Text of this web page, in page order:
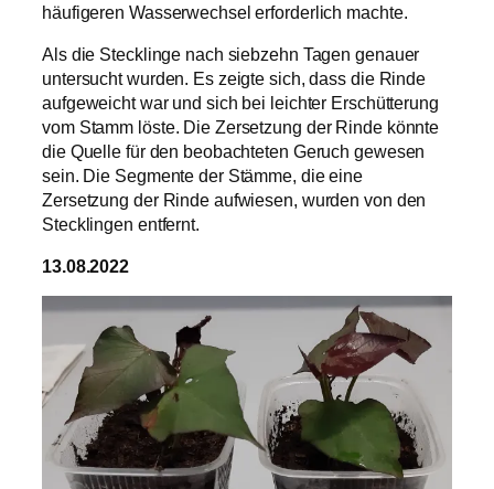
häufigeren Wasserwechsel erforderlich machte.
Als die Stecklinge nach siebzehn Tagen genauer
untersucht wurden. Es zeigte sich, dass die Rinde
aufgeweicht war und sich bei leichter Erschütterung
vom Stamm löste. Die Zersetzung der Rinde könnte
die Quelle für den beobachteten Geruch gewesen
sein. Die Segmente der Stämme, die eine
Zersetzung der Rinde aufwiesen, wurden von den
Stecklingen entfernt.
13.08.2022